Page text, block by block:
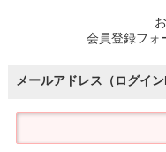
会員登録フォ
メールアドレス（ログイン